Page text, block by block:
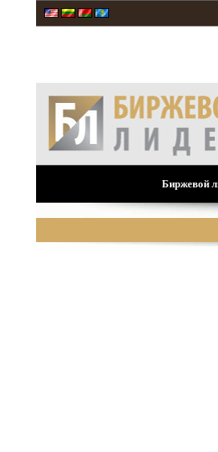
Биржевой